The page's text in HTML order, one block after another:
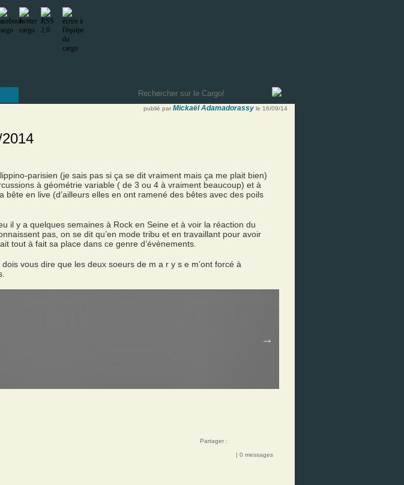
publié par Mickaël Adamadorassy le 16/09/14
parisien (je sais pas si ça se dit vraiment mais ça me plait bien)
à géométrie variable ( de 3 ou 4 à vraiment beaucoup) et à
en live (d’ailleurs elles en ont ramené des bêtes avec des poils
il y a quelques semaines à Rock en Seine et à voir la réaction du
pas, on se dit qu’en mode tribu et en travaillant pour avoir
tout à fait sa place dans ce genre d’évènements.
vous dire que les deux soeurs de m a r y s e m’ont forcé à
Partager :
| 0 messages